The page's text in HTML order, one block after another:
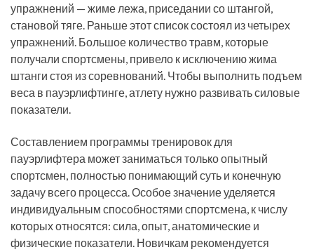
упражнений — жиме лежа, приседании со штангой,
становой тяге. Раньше этот список состоял из четырех
упражнений. Большое количество травм, которые
получали спортсмены, привело к исключению жима
штанги стоя из соревнований. Чтобы выполнить подъем
веса в пауэрлифтинге, атлету нужно развивать силовые
показатели.
Составлением программы тренировок для
пауэрлифтера может заниматься только опытный
спортсмен, полностью понимающий суть и конечную
задачу всего процесса. Особое значение уделяется
индивидуальным способностями спортсмена, к числу
которых относятся: сила, опыт, анатомические и
физические показатели. Новичкам рекомендуется